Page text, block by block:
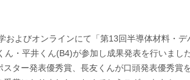
およびオンラインにて「第13回半導体材料・
・平井くん(B4)が参加し成果発表を行いました
スター発表優秀賞、長友くんが口頭発表優秀